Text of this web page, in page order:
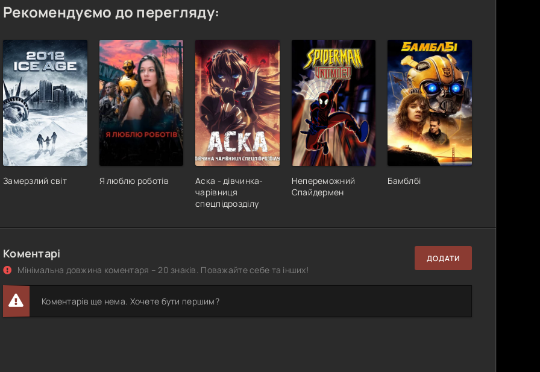
Рекомендуємо до перегляду:
Замерзлий світ Я люблю роботів
Аска - дівчинка-
чарівниця
спецпідрозділу
Непереможний
Спайдермен
Бамблбі
Коментарі
Мінімальна довжина коментаря – 20 знаків. Поважайте себе та інших!
ДОДАТИ
Коментарів ще нема. Хочете бути першим?